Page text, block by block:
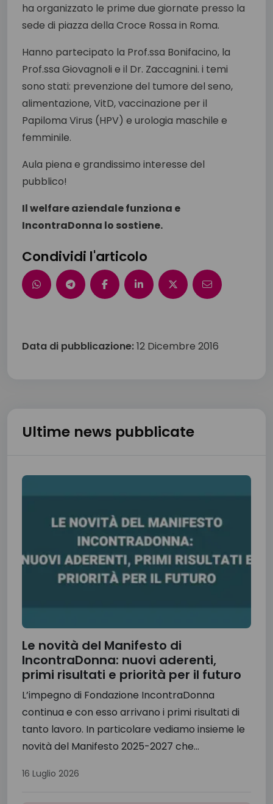
ha organizzato le prime due giornate presso la
sede di piazza della Croce Rossa in Roma.
Hanno partecipato la Prof.ssa Bonifacino, la
Prof.ssa Giovagnoli e il Dr. Zaccagnini. i temi
sono stati: prevenzione del tumore del seno,
alimentazione, VitD, vaccinazione per il
Papiloma Virus (HPV) e urologia maschile e
femminile.
Aula piena e grandissimo interesse del
pubblico!
Il welfare aziendale funziona e
IncontraDonna lo sostiene.
Condividi l'articolo
Data di pubblicazione:12 Dicembre 2016
Ultime news pubblicate
Le novità del Manifesto di
IncontraDonna: nuovi aderenti,
primi risultati e priorità per il futuro
L’impegno di Fondazione IncontraDonna
continua e con esso arrivano i primi risultati di
tanto lavoro. In particolare vediamo insieme le
novità del Manifesto 2025-2027 che...
16 Luglio 2026